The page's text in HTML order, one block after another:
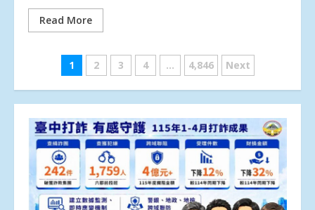
Read More
文
章
分
頁
1 2 3 4 ... 4,846 Next